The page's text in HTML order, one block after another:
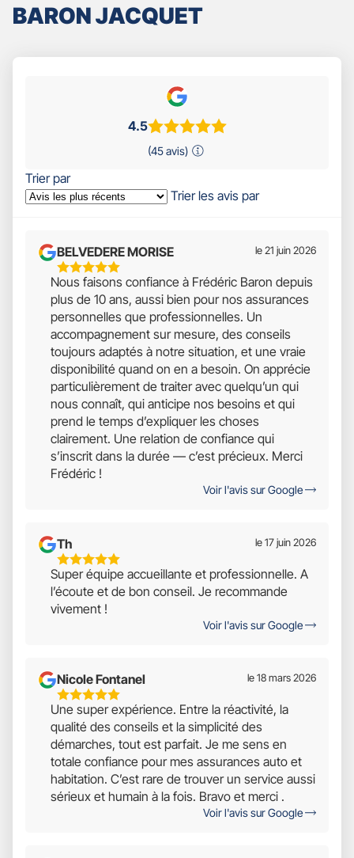
BARON JACQUET
4.5
(45 avis)
Trier par
Trier les avis par
BELVEDERE MORISE
5
Étoiles
Sur
5
le 21 juin 2026
Nous faisons confiance à Frédéric Baron depuis
plus de 10 ans, aussi bien pour nos assurances
personnelles que professionnelles. Un
accompagnement sur mesure, des conseils
toujours adaptés à notre situation, et une vraie
disponibilité quand on en a besoin. On apprécie
particulièrement de traiter avec quelqu’un qui
nous connaît, qui anticipe nos besoins et qui
prend le temps d’expliquer les choses
clairement. Une relation de confiance qui
s’inscrit dans la durée — c’est précieux. Merci
Frédéric !
Voir l'avis sur Google
Th
5
Étoiles
Sur
5
le 17 juin 2026
Super équipe accueillante et professionnelle. A
l’écoute et de bon conseil. Je recommande
vivement !
Voir l'avis sur Google
Nicole Fontanel
5
Étoiles
Sur
5
le 18 mars 2026
Une super expérience. Entre la réactivité, la
qualité des conseils et la simplicité des
démarches, tout est parfait. Je me sens en
totale confiance pour mes assurances auto et
habitation. C’est rare de trouver un service aussi
sérieux et humain à la fois. Bravo et merci .
Voir l'avis sur Google